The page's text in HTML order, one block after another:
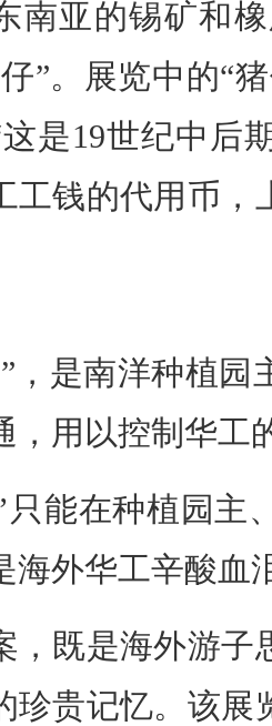
南亚的锡矿和
”。展览中的“
是19世纪中后
工钱的代用币，
，是南洋种植
，用以控制华工
只能在种植园
海外华工辛酸血
，既是海外游子
珍贵记忆。该展